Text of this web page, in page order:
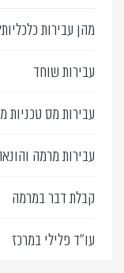
מהן עבירות
עבירות שוחד
עבירות מס טכניות
עבירות מרמה
קבלת דבר במרמה
עו”ד פלילי במרכז